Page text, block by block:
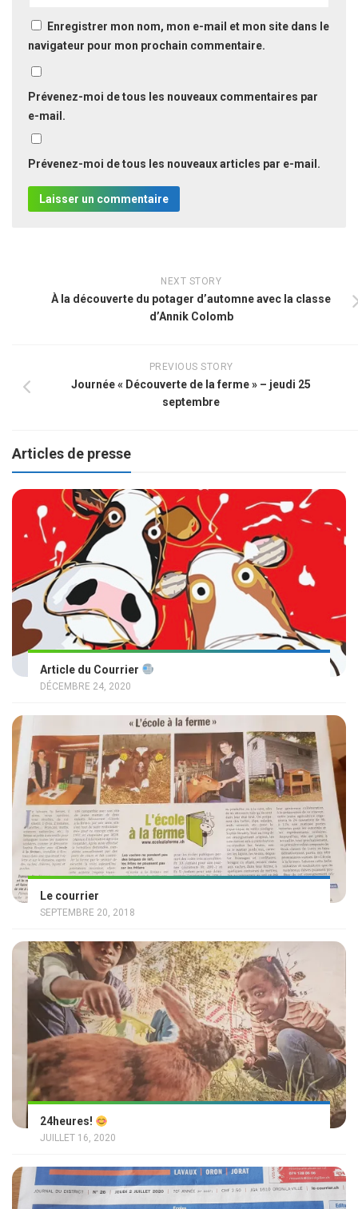
Enregistrer mon nom, mon e-mail et mon site dans le
navigateur pour mon prochain commentaire.
Prévenez-moi de tous les nouveaux commentaires par
e-mail.
Prévenez-moi de tous les nouveaux articles par e-mail.
NEXT STORY
À la découverte du potager d’automne avec la classe
d’Annik Colomb
PREVIOUS STORY
Journée « Découverte de la ferme » – jeudi 25
septembre
Articles de presse
Article du Courrier
DÉCEMBRE 24, 2020
Le courrier
SEPTEMBRE 20, 2018
24heures!
JUILLET 16, 2020